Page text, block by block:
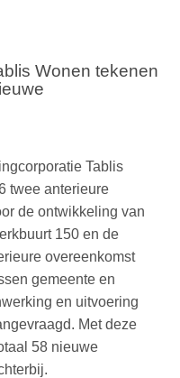
Wonen tekenen
Tablis
twee anterieure
de ontwikkeling van
150 en de
overeenkomst
gemeente en
en uitvoering
Met deze
58 nieuwe